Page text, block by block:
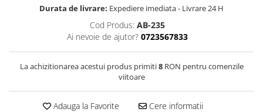
Durata de livrare: Expediere imediata - Livrare 24 H
Cod Produs: AB-235
Ai nevoie de ajutor? 0723567833
La achizitionarea acestui produs primiti8RON pentru comenzile
viitoare
Adauga la Favorite Cere informatii